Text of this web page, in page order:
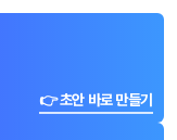
👉 초안 바로 만들기